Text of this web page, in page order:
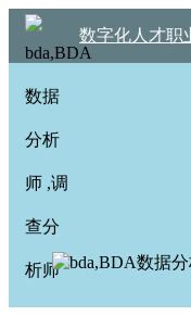
数字化人才职